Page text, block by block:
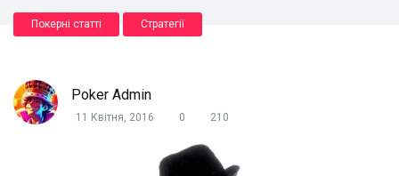
Покерні статті Стратегії
Poker Admin
11 Квітня, 2016 0 210